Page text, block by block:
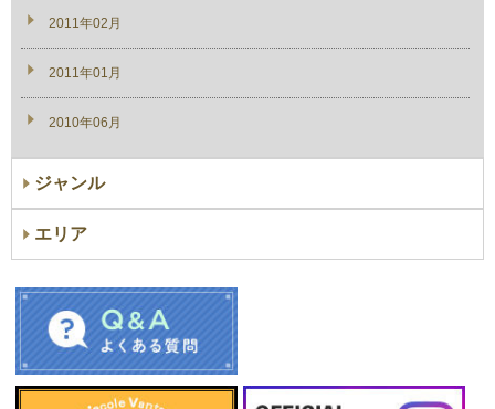
2011年02月
2011年01月
2010年06月
ジャンル
エリア